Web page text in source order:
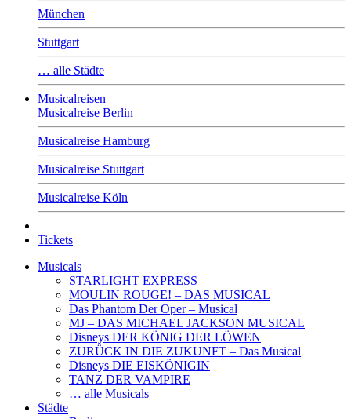
München
Stuttgart
… alle Städte
Musicalreisen
Musicalreise Berlin
Musicalreise Hamburg
Musicalreise Stuttgart
Musicalreise Köln
Tickets
Musicals
STARLIGHT EXPRESS
MOULIN ROUGE! – DAS MUSICAL
Das Phantom Der Oper – Musical
MJ – DAS MICHAEL JACKSON MUSICAL
Disneys DER KÖNIG DER LÖWEN
ZURÜCK IN DIE ZUKUNFT – Das Musical
Disneys DIE EISKÖNIGIN
TANZ DER VAMPIRE
… alle Musicals
Städte